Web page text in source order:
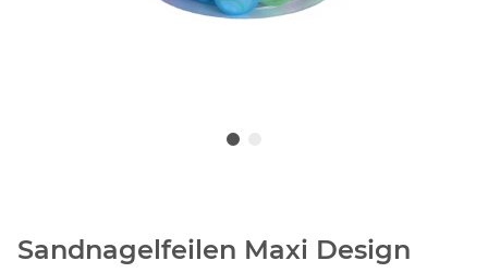
Sandnagelfeilen Maxi Design